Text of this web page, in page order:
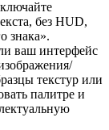
без HUD,
знака».
ваш интерфейс
текстур или
палитре и